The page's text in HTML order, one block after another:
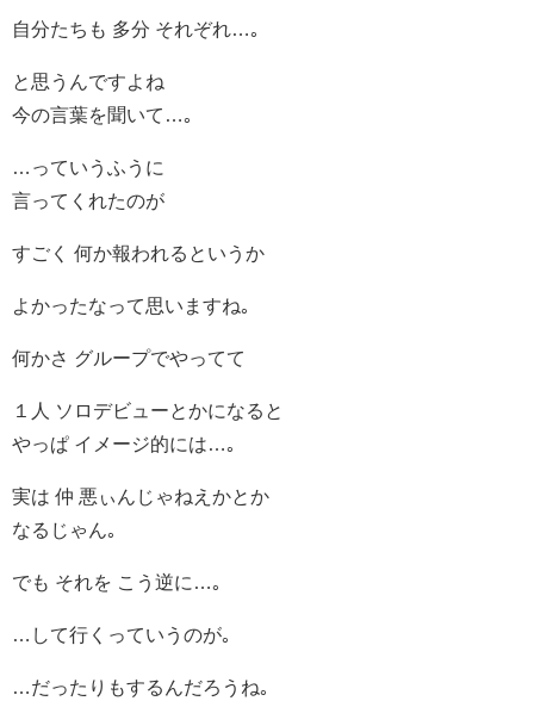
自分たちも 多分 それぞれ…｡
と思うんですよね
今の言葉を聞いて…｡
…っていうふうに
言ってくれたのが
すごく 何か報われるというか
よかったなって思いますね｡
何かさ グループでやってて
１人 ソロデビューとかになると
やっぱ イメージ的には…｡
実は 仲 悪ぃんじゃねえかとか
なるじゃん｡
でも それを こう逆に…｡
…して行くっていうのが｡
…だったりもするんだろうね｡